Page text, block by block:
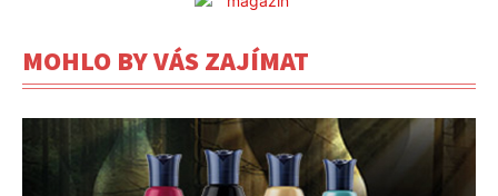
MOHLO BY VÁS ZAJÍMAT